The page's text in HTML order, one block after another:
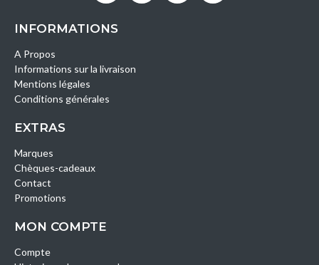
INFORMATIONS
A Propos
Informations sur la livraison
Mentions légales
Conditions générales
EXTRAS
Marques
Chèques-cadeaux
Contact
Promotions
MON COMPTE
Compte